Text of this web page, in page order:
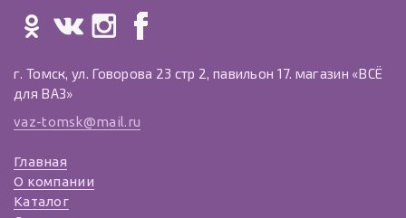
г. Томск, ул. Говорова 23 стр 2, павильон 17. магазин «ВСЁ
для ВАЗ»
vaz-tomsk@mail.ru
Главная
О компании
Каталог